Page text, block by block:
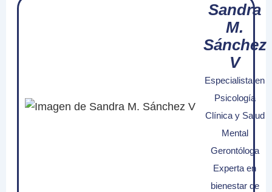
Sandra
M.
Sánchez
V
Especialista en
Psicología
Clínica y Salud
Mental
Gerontóloga
Experta en
bienestar de